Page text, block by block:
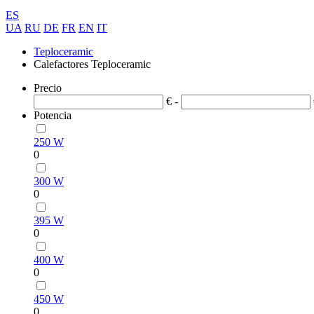
ES
UA RU DE FR EN IT
Teploceramic
Calefactores Teploceramic
Precio
€ -
Potencia
250 W
0
300 W
0
395 W
0
400 W
0
450 W